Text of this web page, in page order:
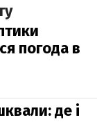
погода в
де і